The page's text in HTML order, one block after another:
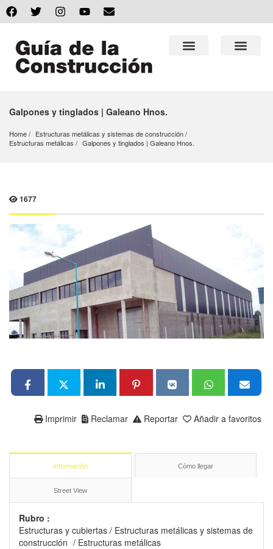
Galpones y tinglados | Galeano Hnos.
Home
Estructuras metálicas y sistemas de construcción
Estructuras metálicas
Galpones y tinglados | Galeano Hnos.
1677
Añadir a favoritos
Reportar
Reclamar
Imprimir
Información Cómo llegar
Street View
Rubro :
Estructuras y cubiertas / Estructuras metálicas y sistemas de
construcción / Estructuras metálicas